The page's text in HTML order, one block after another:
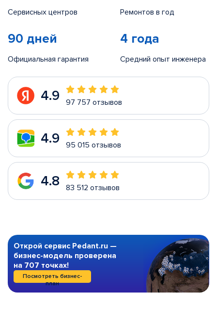
Сервисных центров Ремонтов в год
90 дней
Официальная гарантия
4 года
Средний опыт инженера
4.9 97 757 отзывов
4.9 95 015 отзывов
4.8 83 512 отзывов
Открой сервис Pedant.ru —
бизнес-модель проверена
на 707 точках!
Посмотреть бизнес-
план